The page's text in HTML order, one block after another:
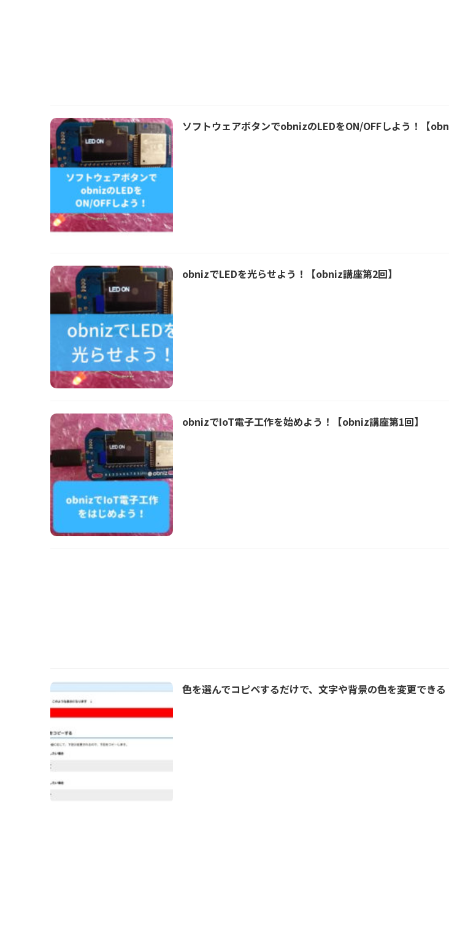
ソフトウェアボタンでobnizのLEDをON/OFFしよう！【
obnizでLEDを光らせよう！【obniz講座第2回】
obnizでIoT電子工作を始めよう！【obniz講座第1回】
色を選んでコピペするだけで、文字や背景の色を変更できる